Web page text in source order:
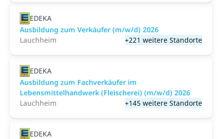
EDEKA
Ausbildung zum Verkäufer (m/w/d) 2026
Lauchheim
+221 weitere Standorte
EDEKA
Ausbildung zum Fachverkäufer im
Lebensmittelhandwerk (Fleischerei) (m/w/d) 2026
Lauchheim
+145 weitere Standorte
EDEKA